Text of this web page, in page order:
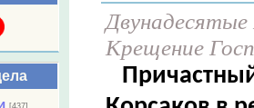
Двунадесятые
Крещение